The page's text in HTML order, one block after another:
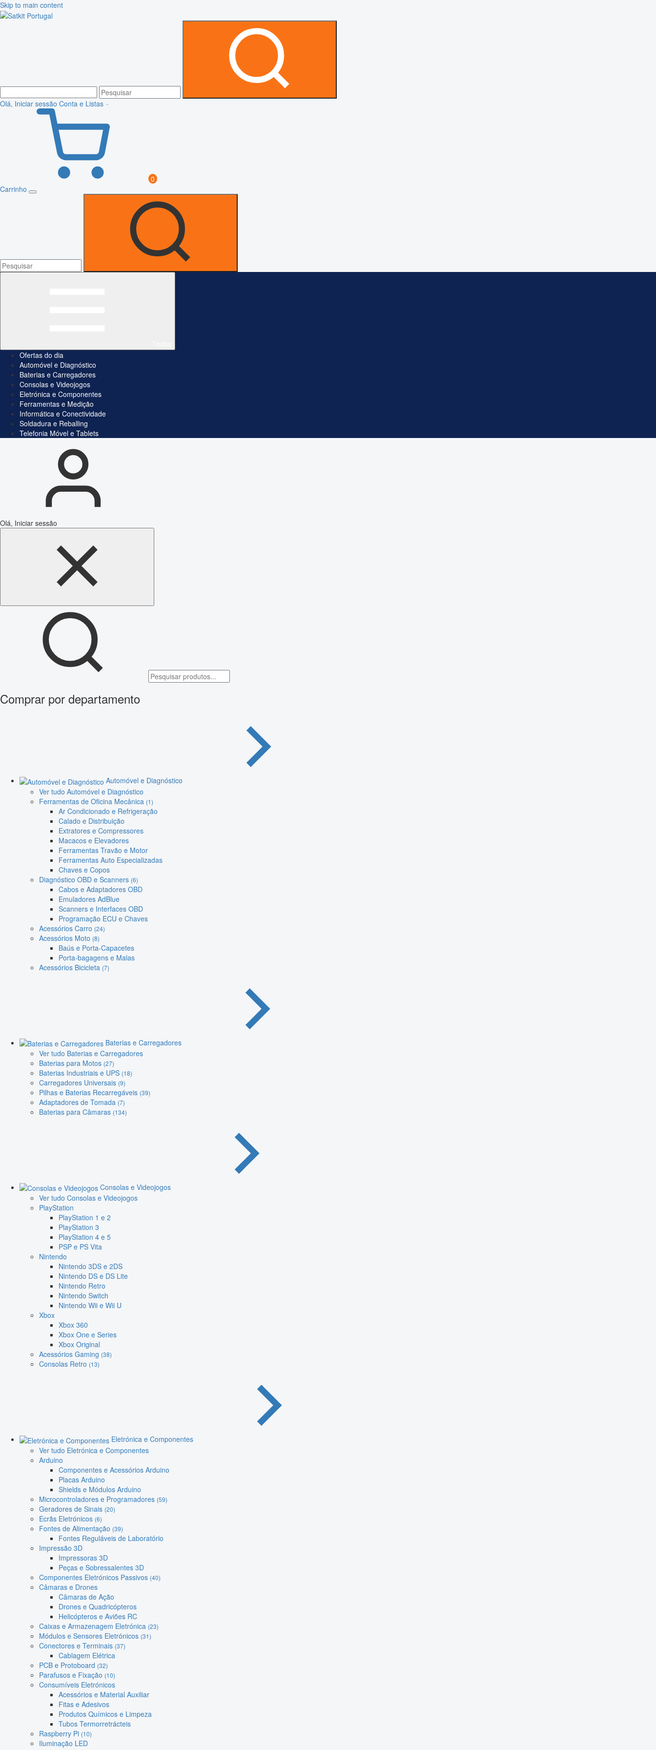
Skip to main content
Olá, Iniciar sessão Conta e Listas
0
Carrinho
Ofertas do dia
Automóvel e Diagnóstico
Baterias e Carregadores
Consolas e Videojogos
Eletrónica e Componentes
Ferramentas e Medição
Informática e Conectividade
Soldadura e Reballing
Telefonia Móvel e Tablets
Olá, Iniciar sessão
Comprar por departamento
Automóvel e Diagnóstico
Ver tudo Automóvel e Diagnóstico
Ferramentas de Oficina Mecânica (1)
Ar Condicionado e Refrigeração
Calado e Distribuição
Extratores e Compressores
Macacos e Elevadores
Ferramentas Travão e Motor
Ferramentas Auto Especializadas
Chaves e Copos
Diagnóstico OBD e Scanners (6)
Cabos e Adaptadores OBD
Emuladores AdBlue
Scanners e Interfaces OBD
Programação ECU e Chaves
Acessórios Carro (24)
Acessórios Moto (8)
Baús e Porta-Capacetes
Porta-bagagens e Malas
Acessórios Bicicleta (7)
Baterias e Carregadores
Ver tudo Baterias e Carregadores
Baterias para Motos (27)
Baterias Industriais e UPS (18)
Carregadores Universais (9)
Pilhas e Baterias Recarregáveis (39)
Adaptadores de Tomada (7)
Baterias para Câmaras (134)
Consolas e Videojogos
Ver tudo Consolas e Videojogos
PlayStation
PlayStation 1 e 2
PlayStation 3
PlayStation 4 e 5
PSP e PS Vita
Nintendo
Nintendo 3DS e 2DS
Nintendo DS e DS Lite
Nintendo Retro
Nintendo Switch
Nintendo Wii e Wii U
Xbox
Xbox 360
Xbox One e Series
Xbox Original
Acessórios Gaming (38)
Consolas Retro (13)
Eletrónica e Componentes
Ver tudo Eletrónica e Componentes
Arduino
Componentes e Acessórios Arduino
Placas Arduino
Shields e Módulos Arduino
Microcontroladores e Programadores (59)
Geradores de Sinais (20)
Ecrãs Eletrónicos (6)
Fontes de Alimentação (39)
Fontes Reguláveis de Laboratório
Impressão 3D
Impressoras 3D
Peças e Sobressalentes 3D
Componentes Eletrónicos Passivos (40)
Câmaras e Drones
Câmaras de Ação
Drones e Quadricópteros
Helicópteros e Aviões RC
Caixas e Armazenagem Eletrónica (23)
Módulos e Sensores Eletrónicos (31)
Conectores e Terminais (37)
Cablagem Elétrica
PCB e Protoboard (32)
Parafusos e Fixação (10)
Consumíveis Eletrónicos
Acessórios e Material Auxiliar
Fitas e Adesivos
Produtos Químicos e Limpeza
Tubos Termorretrácteis
Raspberry Pi (10)
Iluminação LED